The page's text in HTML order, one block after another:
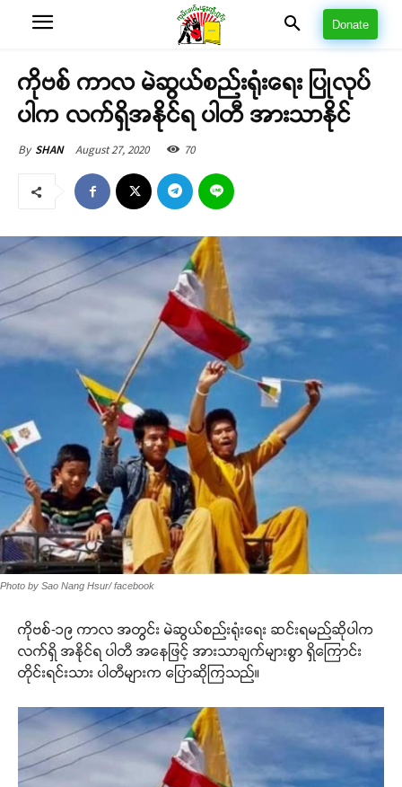
Donate
ကိုဗစ် ကာလ မဲဆွယ်စည်းရုံးရေး ပြုလုပ်
ပါက လက်ရှိအနိုင်ရ ပါတီ အားသာနိုင်
By SHAN August 27, 2020 70
Photo by Sao Nang Hsur/ facebook
ကိုဗစ်-၁၉ ကာလ အတွင်း မဲဆွယ်စည်းရုံးရေး ဆင်းရမည်ဆိုပါက
လက်ရှိ အနိုင်ရ ပါတီ အနေဖြင့် အားသာချက်များစွာ ရှိကြောင်း
တိုင်းရင်းသား ပါတီများက ပြောဆိုကြသည်။